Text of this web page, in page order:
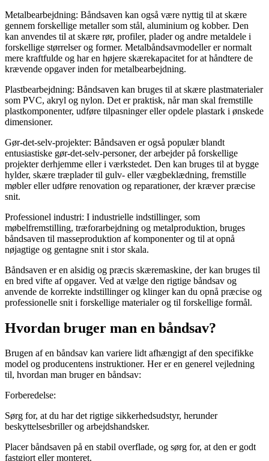
Metalbearbejdning: Båndsaven kan også være nyttig til at skære
gennem forskellige metaller som stål, aluminium og kobber. Den
kan anvendes til at skære rør, profiler, plader og andre metaldele i
forskellige størrelser og former. Metalbåndsavmodeller er normalt
mere kraftfulde og har en højere skærekapacitet for at håndtere de
krævende opgaver inden for metalbearbejdning.
Plastbearbejdning: Båndsaven kan bruges til at skære plastmaterialer
som PVC, akryl og nylon. Det er praktisk, når man skal fremstille
plastkomponenter, udføre tilpasninger eller opdele plastark i ønskede
dimensioner.
Gør-det-selv-projekter: Båndsaven er også populær blandt
entusiastiske gør-det-selv-personer, der arbejder på forskellige
projekter derhjemme eller i værkstedet. Den kan bruges til at bygge
hylder, skære træplader til gulv- eller vægbeklædning, fremstille
møbler eller udføre renovation og reparationer, der kræver præcise
snit.
Professionel industri: I industrielle indstillinger, som
møbelfremstilling, træforarbejdning og metalproduktion, bruges
båndsaven til masseproduktion af komponenter og til at opnå
nøjagtige og gentagne snit i stor skala.
Båndsaven er en alsidig og præcis skæremaskine, der kan bruges til
en bred vifte af opgaver. Ved at vælge den rigtige båndsav og
anvende de korrekte indstillinger og klinger kan du opnå præcise og
professionelle snit i forskellige materialer og til forskellige formål.
Hvordan bruger man en båndsav?
Brugen af en båndsav kan variere lidt afhængigt af den specifikke
model og producentens instruktioner. Her er en generel vejledning
til, hvordan man bruger en båndsav:
Forberedelse:
Sørg for, at du har det rigtige sikkerhedsudstyr, herunder
beskyttelsesbriller og arbejdshandsker.
Placer båndsaven på en stabil overflade, og sørg for, at den er godt
fastgjort eller monteret.